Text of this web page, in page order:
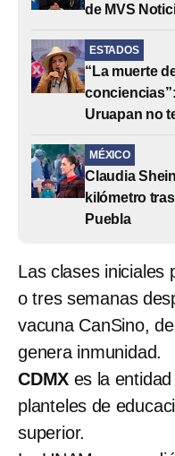
de MVS
ESTADOS
“La muerte
Uruapan no
MÉXICO
Claudia
kilómetro
Puebla
Las clases iniciales
o tres semanas
vacuna CanSino,
genera inmunidad.
CDMX es la
planteles de
superior.